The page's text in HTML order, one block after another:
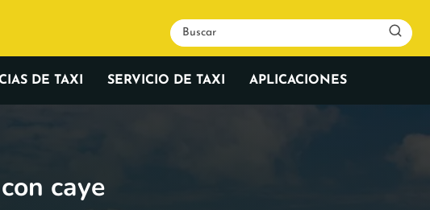
DE TAXI SERVICIO DE TAXI APLICACIONES
caye